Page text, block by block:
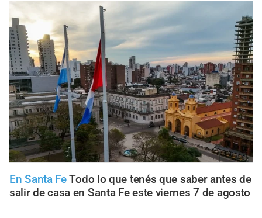
En Santa FeTodo lo que tenés que saber antes de
salir de casa en Santa Fe este viernes 7 de agosto